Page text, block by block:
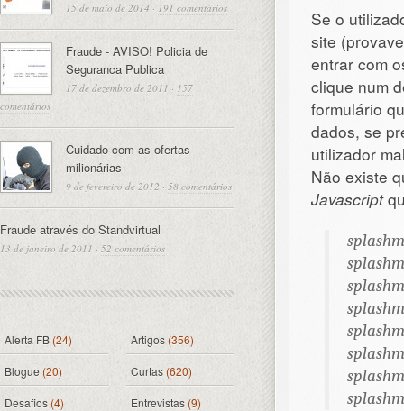
Se o
site
entrar com
clique num
formulário
dados, se
utilizador
Não existe
Javascript
15 de maio de 2014 · 191 comentários
Fraude - AVISO! Policia de
Seguranca Publica
17 de dezembro de 2011 · 157
comentários
Cuidado com as ofertas
milionárias
9 de fevereiro de 2012 · 58 comentários
Fraude através do Standvirtual
13 de janeiro de 2011 · 52 comentários
Alerta FB (24) Artigos(356)
Blogue (20) Curtas(620)
Desafios(4) Entrevistas (9)